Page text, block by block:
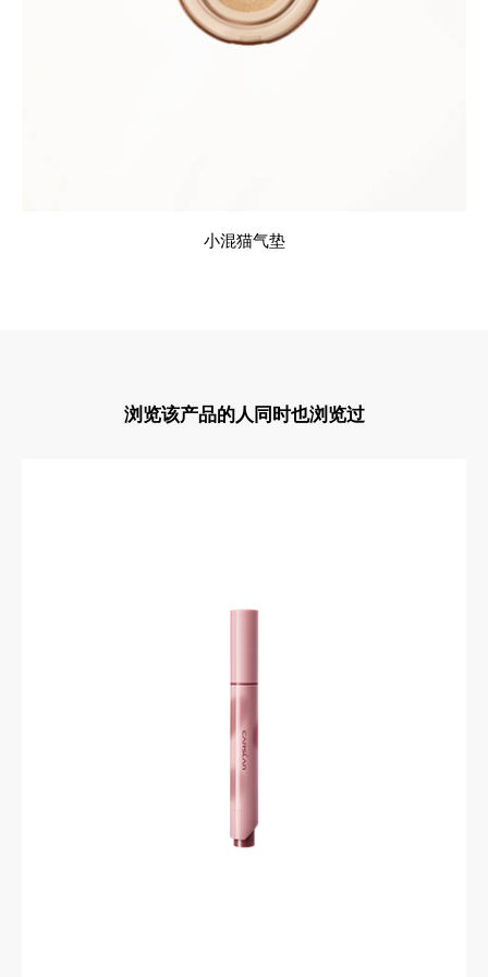
小混猫气垫
浏览该产品的人同时也浏览过